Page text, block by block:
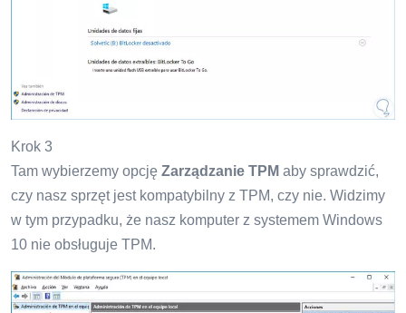
Krok 3
Tam wybierzemy opcję Zarządzanie TPM aby sprawdzić,
czy nasz sprzęt jest kompatybilny z TPM, czy nie. Widzimy
w tym przypadku, że nasz komputer z systemem Windows
10 nie obsługuje TPM.